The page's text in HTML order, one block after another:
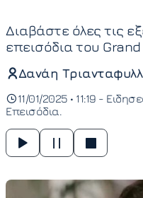
Διαβάστε όλες τις
επεισόδια του
Δανάη
11/01/2025 • 11:19 -
Επεισόδια